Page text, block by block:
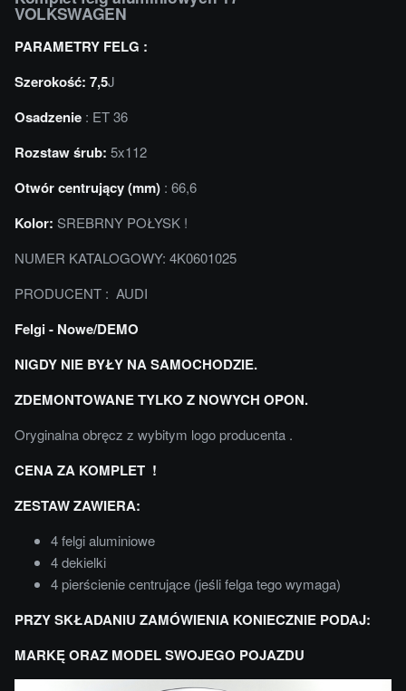
VOLKSWAGEN
PARAMETRY FELG :
Szerokość: 7,5J
Osadzenie : ET 36
Rozstaw śrub: 5x112
Otwór centrujący (mm) : 66,6
Kolor: SREBRNY POŁYSK !
NUMER KATALOGOWY: 4K0601025
PRODUCENT : AUDI
Felgi - Nowe/DEMO
NIGDY NIE BYŁY NA SAMOCHODZIE.
ZDEMONTOWANE TYLKO Z NOWYCH OPON.
Oryginalna obręcz z wybitym logo producenta .
CENA ZA KOMPLET !
ZESTAW ZAWIERA:
4 felgi aluminiowe
4 dekielki
4 pierścienie centrujące (jeśli felga tego wymaga)
PRZY SKŁADANIU ZAMÓWIENIA KONIECZNIE PODAJ:
MARKĘ ORAZ MODEL SWOJEGO POJAZDU